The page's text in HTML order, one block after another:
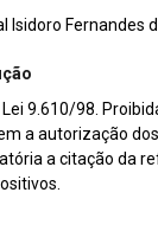
Isidoro Fernandes
9.610/98.
a autorização
a citação da